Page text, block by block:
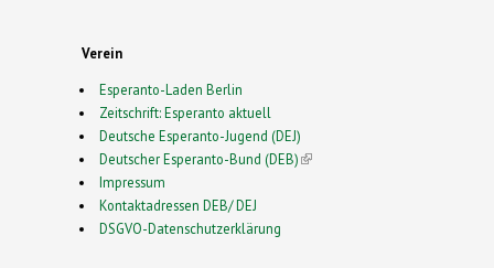
Verein
Esperanto-Laden Berlin
Zeitschrift: Esperanto aktuell
Deutsche Esperanto-Jugend (DEJ)
Deutscher Esperanto-Bund (DEB)(link is external)
Impressum
Kontaktadressen DEB/ DEJ
DSGVO-Datenschutzerklärung